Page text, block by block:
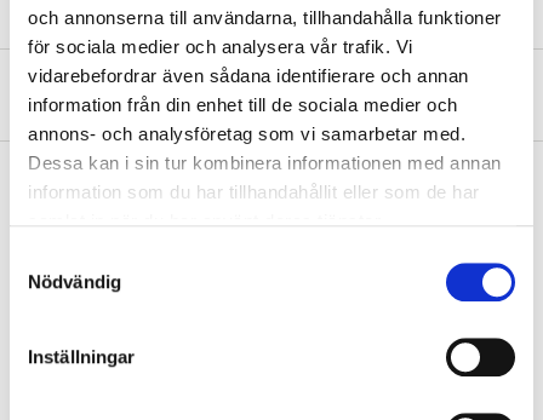
och annonserna till användarna, tillhandahålla funktioner
för sociala medier och analysera vår trafik. Vi
vidarebefordrar även sådana identifierare och annan
information från din enhet till de sociala medier och
annons- och analysföretag som vi samarbetar med.
Dessa kan i sin tur kombinera informationen med annan
information som du har tillhandahållit eller som de har
Nödvändig
Inställningar
About the manufacturer
Pay & Collect in your local store within 2 hours! For more information